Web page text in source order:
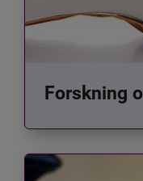
Forskning